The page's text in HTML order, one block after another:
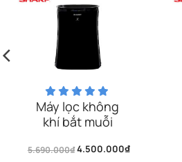
Máy lọc không
khí bắt muỗi
GM50E-B
5.690.000₫ 4.500.000₫